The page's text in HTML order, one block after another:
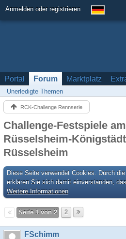
Anmelden oder registrieren
Portal Forum Marktplatz
Unerledigte Themen
RCK-Challenge Rennserie
Challenge-Festspiele
Rüsselsheim-
Rüsselsheim
Diese Seite verwendet Cookies. Durch
erklären Sie sich damit einverstanden,
Weitere Informationen
Seite 1 von 2 2
FSchimm